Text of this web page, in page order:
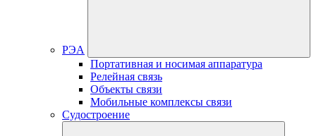
РЭА
Портативная и носимая аппаратура
Релейная связь
Объекты связи
Мобильные комплексы связи
Судостроение